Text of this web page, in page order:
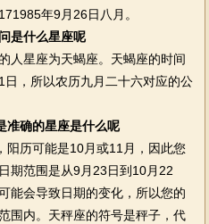
年9月26日八月。
是什么星座呢
星座为天蝎座。天蝎座的时间
，所以农历九月二十六对应的公
准确的星座是什么呢
历可能是10月或11月，因此您
期范围是从9月23日到10月22
能会导致日期的变化，所以您的
围内。天秤座的符号是秤子，代